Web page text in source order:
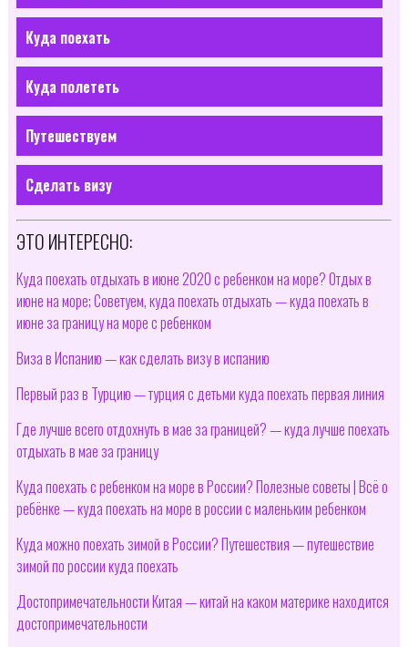
Куда поехать
Куда полететь
Путешествуем
Сделать визу
ЭТО ИНТЕРЕСНО:
Куда поехать отдыхать в июне 2020 с ребенком на море? Отдых в
июне на море; Советуем, куда поехать отдыхать — куда поехать в
июне за границу на море с ребенком
Виза в Испанию — как сделать визу в испанию
Первый раз в Турцию — турция с детьми куда поехать первая линия
Где лучше всего отдохнуть в мае за границей? — куда лучше поехать
отдыхать в мае за границу
Куда поехать с ребенком на море в России? Полезные советы | Всё о
ребёнке — куда поехать на море в россии с маленьким ребенком
Куда можно поехать зимой в России? Путешествия — путешествие
зимой по россии куда поехать
Достопримечательности Китая — китай на каком материке находится
достопримечательности